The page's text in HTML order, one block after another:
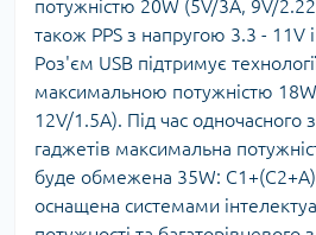
потужністю 20W (5V/3A, 9V/
також PPS з напругою 3.3 - 11V
Роз'єм USB підтримує
максимальною потужністю
12V/1.5A). Під час одночасного
гаджетів максимальна
буде обмежена 35W:
оснащена системами